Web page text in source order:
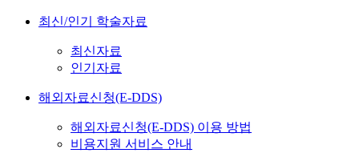
최신/인기 학술자료
최신자료
인기자료
해외자료신청(E-DDS)
해외자료신청(E-DDS) 이용 방법
비용지원 서비스 안내